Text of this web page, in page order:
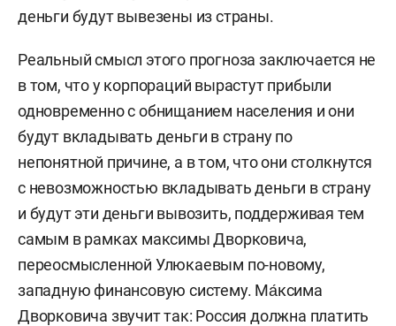
деньги будут вывезены из страны.
Реальный смысл этого прогноза заключается не
в том, что у корпораций вырастут прибыли
одновременно с обнищанием населения и они
будут вкладывать деньги в страну по
непонятной причине, а в том, что они столкнутся
с невозможностью вкладывать деньги в страну
и будут эти деньги вывозить, поддерживая тем
самым в рамках максимы Дворковича,
переосмысленной Улюкаевым по-новому,
западную финансовую систему. Ма́ксима
Дворковича звучит так: Россия должна платить